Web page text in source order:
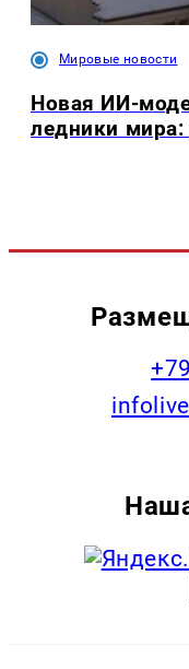
Мировые новости
Новая ИИ-
ледники